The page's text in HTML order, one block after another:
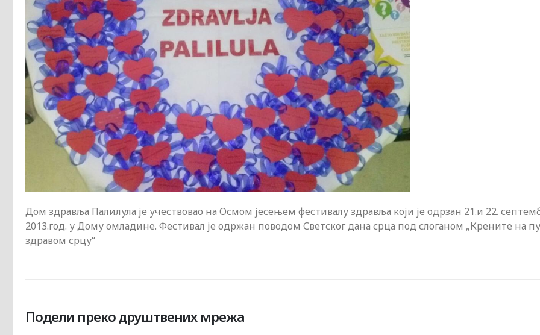
Дом здравља Палилула је учествовао на Осмом јесењем фестивалу здравља који је одрзан 21.и 22.
2013.год. у Дому омладине. Фестивал је одржан поводом Светског дана срца под слоганом „Крените на
здравом срцу“
Подели преко друштвених мрежа